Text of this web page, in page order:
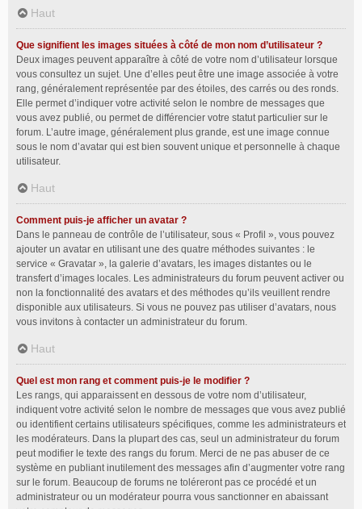
Haut
Que signifient les images situées à côté de mon nom d’utilisateur ?
Deux images peuvent apparaître à côté de votre nom d’utilisateur lorsque
vous consultez un sujet. Une d’elles peut être une image associée à votre
rang, généralement représentée par des étoiles, des carrés ou des ronds.
Elle permet d’indiquer votre activité selon le nombre de messages que
vous avez publié, ou permet de différencier votre statut particulier sur le
forum. L’autre image, généralement plus grande, est une image connue
sous le nom d’avatar qui est bien souvent unique et personnelle à chaque
utilisateur.
Haut
Comment puis-je afficher un avatar ?
Dans le panneau de contrôle de l’utilisateur, sous « Profil », vous pouvez
ajouter un avatar en utilisant une des quatre méthodes suivantes : le
service « Gravatar », la galerie d’avatars, les images distantes ou le
transfert d’images locales. Les administrateurs du forum peuvent activer ou
non la fonctionnalité des avatars et des méthodes qu’ils veuillent rendre
disponible aux utilisateurs. Si vous ne pouvez pas utiliser d’avatars, nous
vous invitons à contacter un administrateur du forum.
Haut
Quel est mon rang et comment puis-je le modifier ?
Les rangs, qui apparaissent en dessous de votre nom d’utilisateur,
indiquent votre activité selon le nombre de messages que vous avez publié
ou identifient certains utilisateurs spécifiques, comme les administrateurs et
les modérateurs. Dans la plupart des cas, seul un administrateur du forum
peut modifier le texte des rangs du forum. Merci de ne pas abuser de ce
système en publiant inutilement des messages afin d’augmenter votre rang
sur le forum. Beaucoup de forums ne toléreront pas ce procédé et un
administrateur ou un modérateur pourra vous sanctionner en abaissant